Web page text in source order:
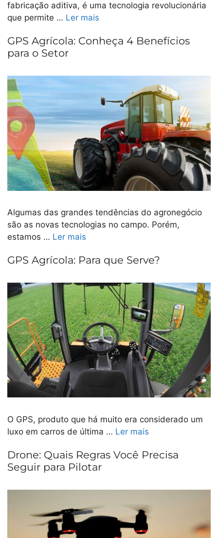
fabricação aditiva, é uma tecnologia revolucionária
que permite … Ler mais
GPS Agrícola: Conheça 4 Benefícios
para o Setor
Algumas das grandes tendências do agronegócio
são as novas tecnologias no campo. Porém,
estamos … Ler mais
GPS Agrícola: Para que Serve?
O GPS, produto que há muito era considerado um
luxo em carros de última … Ler mais
Drone: Quais Regras Você Precisa
Seguir para Pilotar